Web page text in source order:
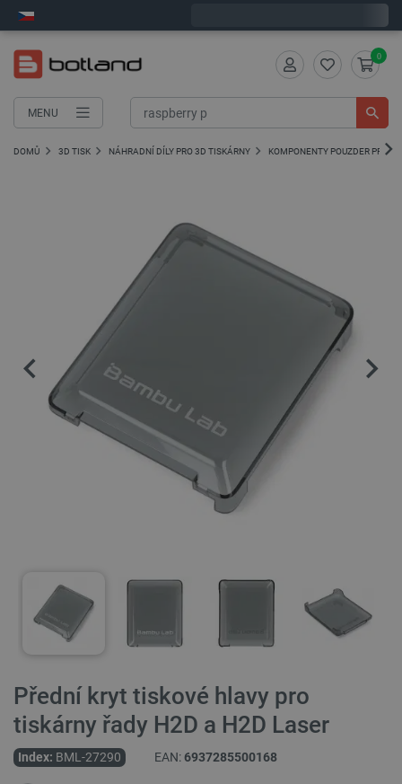
MENU
0
DOMŮ 3D TISK NÁHRADNÍ DÍLY PRO 3D TISKÁRNY KOMPONENTY POUZDER PRO
Přední kryt tiskové hlavy pro
tiskárny řady H2D a H2D Laser
Index: BML-27290 EAN:6937285500168